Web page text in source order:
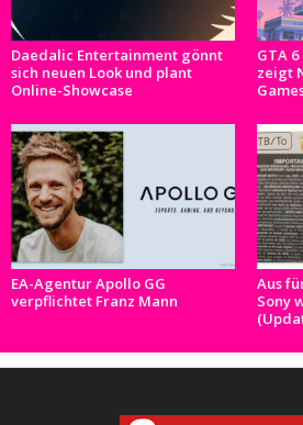
Daedalic Entertainment gönnt
sich neuen Look und plant
Online-Showcase
GTA
zeigt
EA-Agentur Apollo GG
verpflichtet Franz Mann
Aus
Sony